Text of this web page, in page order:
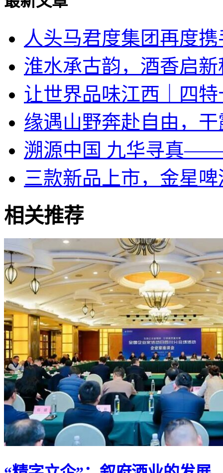
人头马君度集团再度
淮水承古韵，酒香启
让世界品味江西｜四特
缘遇山野奔赴自由，
溯源中国 九华寻真
三款新品上市，金星啤
相关推荐